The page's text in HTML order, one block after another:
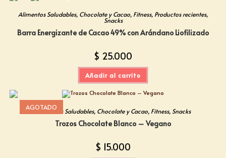
Alimentos Saludables, Chocolate y Cacao, Fitness, Productos recientes,
Snacks
Barra Energizante de Cacao 49% con Arándano Liofilizado
$ 25.000
Añadir al carrito
AGOTADO
Alimentos Saludables, Chocolate y Cacao, Fitness,Snacks
Trozos Chocolate Blanco – Vegano
$ 15.000